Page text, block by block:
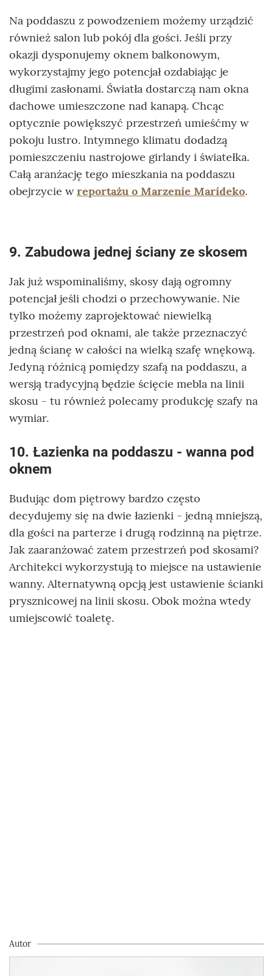
Na poddaszu z powodzeniem możemy urządzić
również salon lub pokój dla gości. Jeśli przy
okazji dysponujemy oknem balkonowym,
wykorzystajmy jego potencjał ozdabiając je
długimi zasłonami. Światła dostarczą nam okna
dachowe umieszczone nad kanapą. Chcąc
optycznie powiększyć przestrzeń umieśćmy w
pokoju lustro. Intymnego klimatu dodadzą
pomieszczeniu nastrojowe girlandy i światełka.
Całą aranżację tego mieszkania na poddaszu
obejrzycie wreportażu o Marzenie Marideko.
9. Zabudowa jednej ściany ze skosem
Jak już wspominaliśmy, skosy dają ogromny
potencjał jeśli chodzi o przechowywanie. Nie
tylko możemy zaprojektować niewielką
przestrzeń pod oknami, ale także przeznaczyć
jedną ścianę w całości na wielką szafę wnękową.
Jedyną różnicą pomiędzy szafą na poddaszu, a
wersją tradycyjną będzie ścięcie mebla na linii
skosu - tu również polecamy produkcję szafy na
wymiar.
10. Łazienka na poddaszu - wanna pod
oknem
Budując dom piętrowy bardzo często
decydujemy się na dwie łazienki - jedną mniejszą,
dla gości na parterze i drugą rodzinną na piętrze.
Jak zaaranżować zatem przestrzeń pod skosami?
Architekci wykorzystują to miejsce na ustawienie
wanny. Alternatywną opcją jest ustawienie ścianki
prysznicowej na linii skosu. Obok można wtedy
umiejscowić toaletę.
Autor